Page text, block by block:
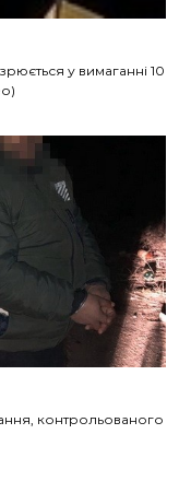
у вимаганні 10
контрольованого